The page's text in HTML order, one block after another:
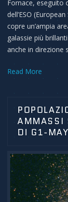
Fornace, eseguito
dell’ESO
copre un’ampia
galassie più
anche in direzione
Read More
AMMASSI
DI G1-